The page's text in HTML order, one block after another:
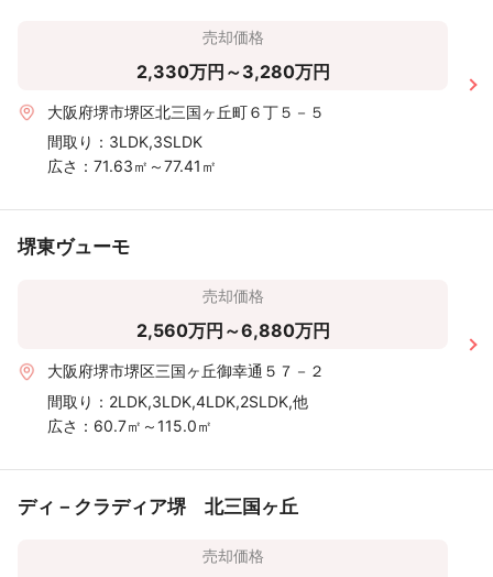
売却価格
2,330万円～3,280万円
大阪府堺市堺区北三国ヶ丘町６丁５－５
間取り： 3LDK,3SLDK
広さ： 71.63㎡～77.41㎡
堺東ヴューモ
売却価格
2,560万円～6,880万円
大阪府堺市堺区三国ヶ丘御幸通５７－２
間取り： 2LDK,3LDK,4LDK,2SLDK,他
広さ： 60.7㎡～115.0㎡
ディ－クラディア堺 北三国ヶ丘
売却価格